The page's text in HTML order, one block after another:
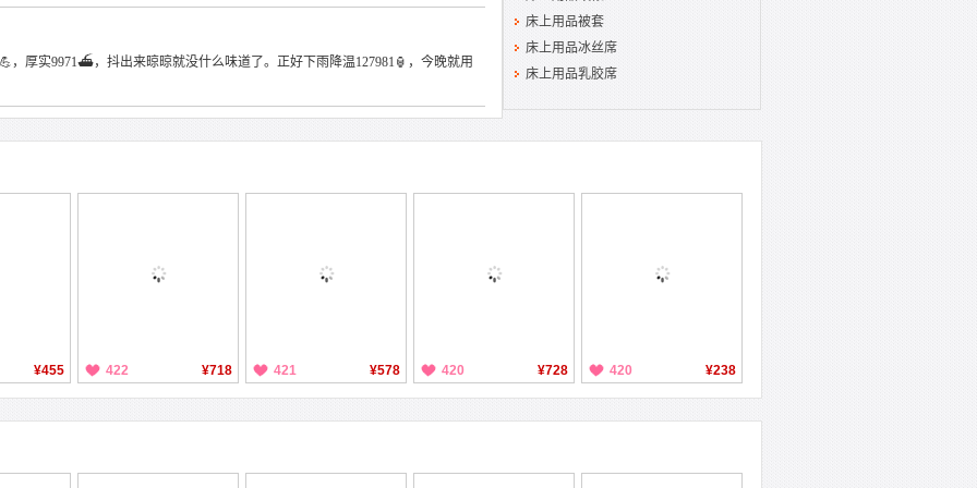
，厚实9971⛴，抖出来晾晾就没什么味道了。正好下雨降温127981🏮，今晚就用
床上用品被套
床上用品冰丝席
床上用品乳胶席
¥455 422 ¥718 421 ¥578 420 ¥728 420 ¥238